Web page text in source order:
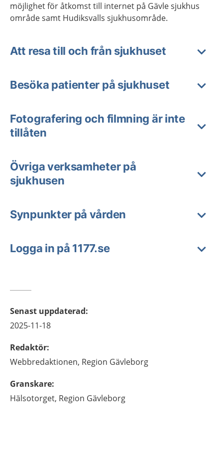
möjlighet för åtkomst till internet på Gävle sjukhus
område samt Hudiksvalls sjukhusområde.
Att resa till och från sjukhuset
Besöka patienter på sjukhuset
Fotografering och filmning är inte
tillåten
Övriga verksamheter på
sjukhusen
Synpunkter på vården
Logga in på 1177.se
Senast uppdaterad:
2025-11-18
Redaktör:
Webbredaktionen, Region Gävleborg
Granskare:
Hälsotorget, Region Gävleborg